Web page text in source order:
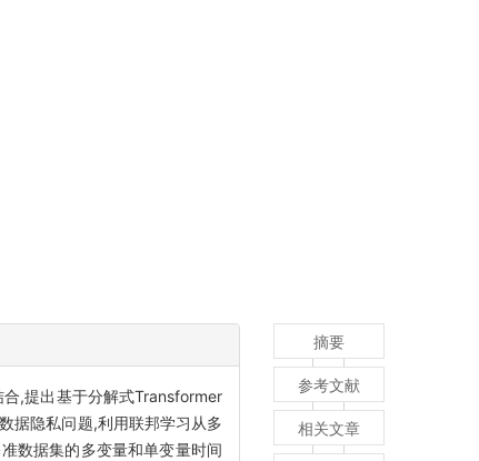
,提出基于分解式Transformer
据隐私问题,利用联邦学习从多
数据集的多变量和单变量时间
摘要
参考文献
相关文章